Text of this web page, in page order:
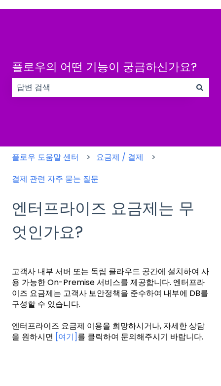
플로우의 어떤 기능이 궁금하신가요?
플로우 도움말 센터
요금제 / 결제
결제 관련 자주 묻는 질문
엔터프라이즈 요금제는 무
엇인가요?
고객사 내부 서버 또는 독립 클라우드 공간에 설치하여 사
용 가능한 On-Premise 서비스를 제공합니다. 엔터프라
이즈 요금제는 고객사 보안정책을 준수하여 내부에 DB를
구성할 수 있습니다.
엔터프라이즈 요금제 이용을 희망하시거나, 자세한 상담
을 원하시면 [여기]를 클릭하여 문의해주시기 바랍니다.